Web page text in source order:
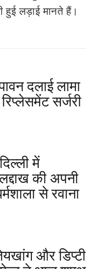
हुई लड़ाई मानते हैं।
दलाई लामा
सर्जरी
में
की अपनी
से रवाना
और डिप्टी